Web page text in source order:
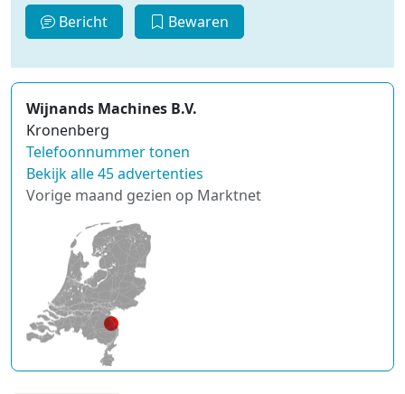
Bericht Bewaren
Wijnands Machines B.V.
Kronenberg
Telefoonnummer tonen
Bekijk alle 45 advertenties
Vorige maand gezien op Marktnet